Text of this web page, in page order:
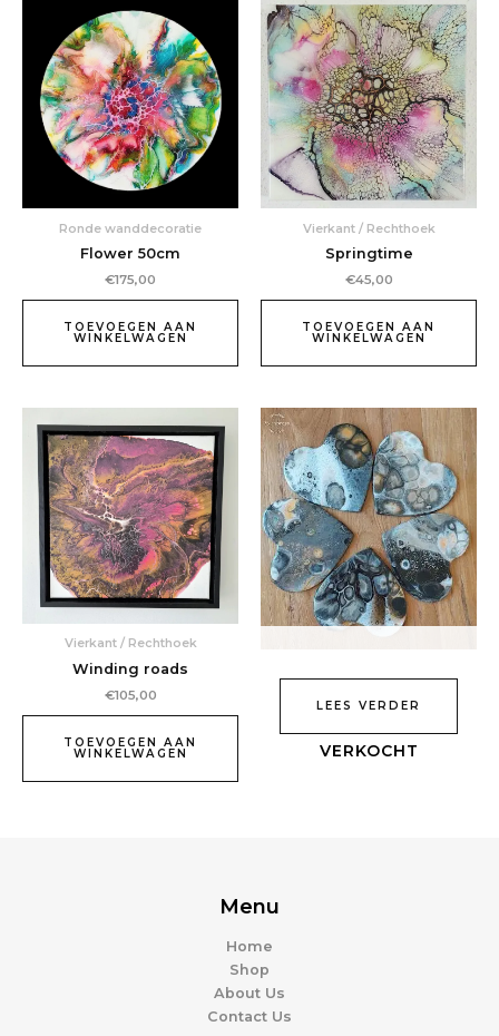
Ronde wanddecoratie
Flower 50cm
€175,00
TOEVOEGEN AAN
WINKELWAGEN
Vierkant / Rechthoek
Springtime
€45,00
TOEVOEGEN AAN
WINKELWAGEN
Vierkant / Rechthoek
Winding roads
€105,00
TOEVOEGEN AAN
WINKELWAGEN
LEES VERDER
Menu
Home
Shop
About Us
Contact Us